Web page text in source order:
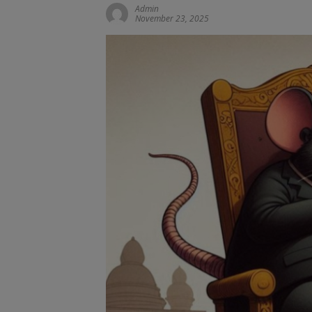
Admin
November 23, 2025